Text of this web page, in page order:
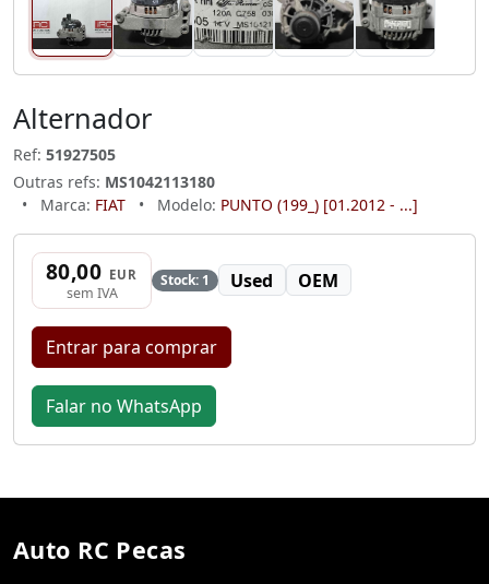
Alternador
Ref: 51927505
Outras refs: MS1042113180
•
Marca: FIAT • Modelo: PUNTO (199_) [01.2012 - ...]
80,00 EUR
sem IVA
Stock: 1 Used OEM
Entrar para comprar
Falar no WhatsApp
Auto RC Pecas